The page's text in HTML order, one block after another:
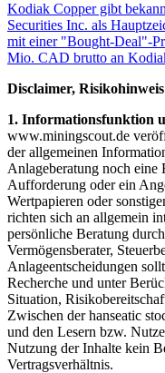
Kodiak Copper gibt
Securities Inc. als
mit einer "Bought-Deal"-
Mio. CAD brutto an
Disclaimer,
1. Informationsfunktion
www.miningscout.de
der allgemeinen
Anlageberatung noch eine
Aufforderung oder ein
Wertpapieren oder
richten sich an allgemein
persönliche Beratung
Vermögensberater,
Anlageentscheidungen
Recherche und unter
Situation,
Zwischen der hanseatic
und den Lesern bzw.
Nutzung der Inhalte kein
Vertragsverhältnis.